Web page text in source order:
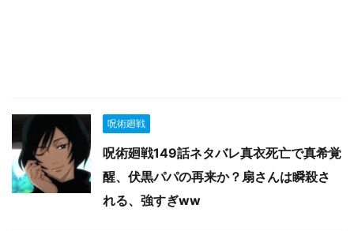
呪術廻戦
呪術廻戦149話ネタバレ真衣死亡で真希覚
醒、伏黒パパの再来か？扇さんは瞬殺さ
れる、強すぎww